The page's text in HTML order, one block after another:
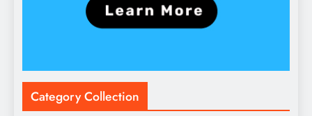
Category Collection